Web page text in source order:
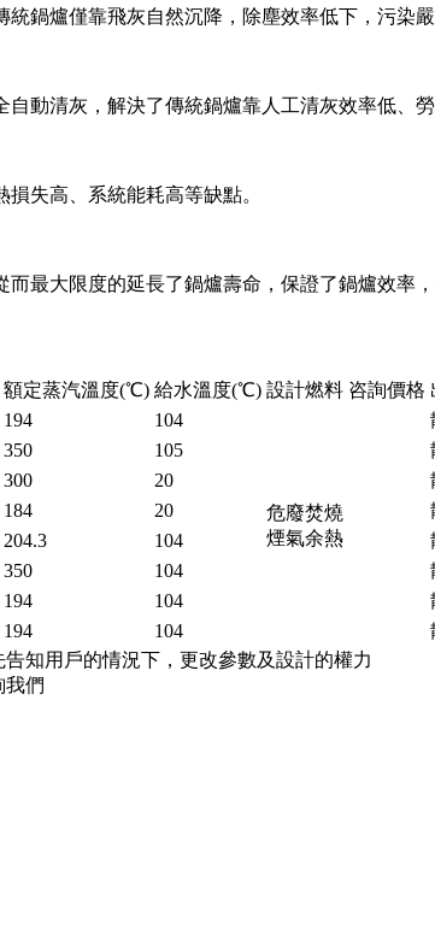
統鍋爐僅靠飛灰自然沉降，除塵效率低下，污
自動清灰，解決了傳統鍋爐靠人工清灰效率低
損失高、系統能耗高等缺點。
最大限度的延長了鍋爐壽命，保證了鍋爐效率
額定蒸汽溫度(℃) 給水溫度(℃) 設計燃料 咨詢價格
194 104
危廢焚燒
煙氣余熱
350 105
300 20
184 20
204.3 104
350 104
194 104
194 104
知用戶的情況下，更改參數及設計的權力
我們